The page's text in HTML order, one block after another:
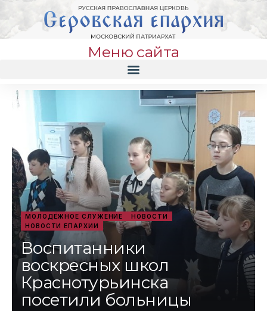
Меню сайта
МОЛОДЁЖНОЕ СЛУЖЕНИЕ
НОВОСТИ
НОВОСТИ ЕПАРХИИ
Воспитанники
воскресных школ
Краснотурьинска
посетили больницы